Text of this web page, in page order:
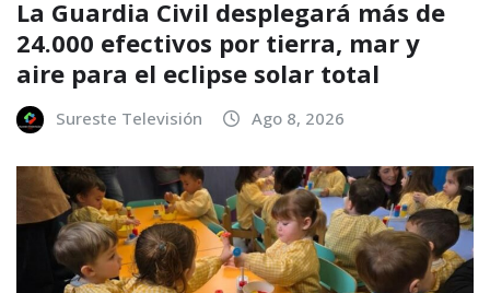
La Guardia Civil desplegará más de
24.000 efectivos por tierra, mar y
aire para el eclipse solar total
Sureste Televisión Ago 8, 2026